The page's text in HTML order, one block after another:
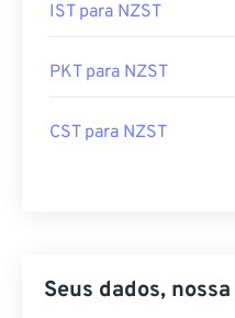
IST para NZST
PKT para NZST
CST para NZST
Seus dados,